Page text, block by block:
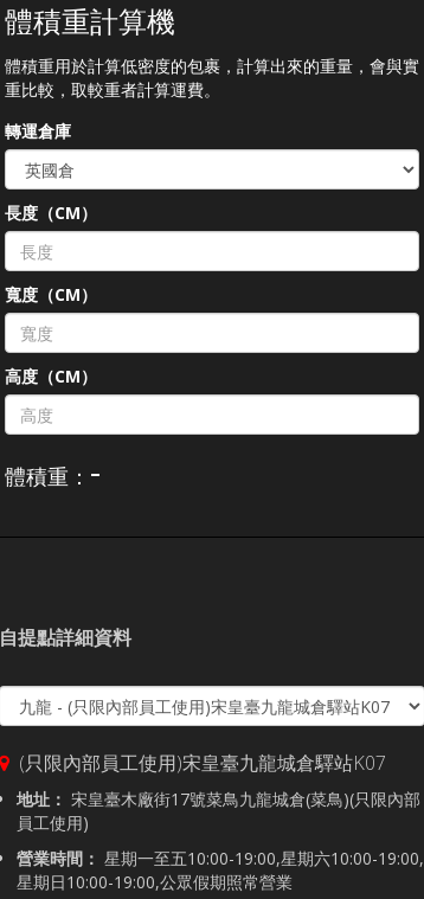
體積重計算機
體積重用於計算低密度的包裹，計算出來的重量，會與實
重比較，取較重者計算運費。
轉運倉庫
長度（CM）
寬度（CM）
高度（CM）
體積重： -
自提點詳細資料
(只限內部員工使用)宋皇臺九龍城倉驛站K07
地址： 宋皇臺木廠街17號菜鳥九龍城倉(菜鳥)(只限內部
員工使用)
營業時間： 星期一至五10:00-19:00,星期六10:00-19:00,
星期日10:00-19:00,公眾假期照常營業